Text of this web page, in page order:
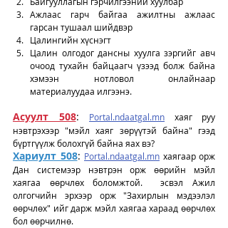
Ажлаас гарч байгаа ажилтны ажлаас
гарсан тушаал шийдвэр
Цалингийн хүснэгт
Цалин олгодог дансны хуулга зэргийг авч
очоод тухайн байцаагч үзээд болж байна
хэмээн нотловол онлайнаар
материалуудаа илгээнэ.
Асуулт 508: Portal.ndaatgal.mn хаяг руу
нэвтрэхээр "мэйл хаяг зөрүүтэй байна" гээд
бүртгүүлж болохгүй байна яах вэ?
Хариулт 508: Portal.ndaatgal.mn хаягаар орж
Дан системээр нэвтрэн орж өөрийн мэйл
хаягаа өөрчлөх боломжтой.  эсвэл Ажил
олгогчийн эрхээр орж "Захирлын мэдээлэл
өөрчлөх" ийг дарж мэйл хаягаа хараад өөрчлөх
бол өөрчилнө.